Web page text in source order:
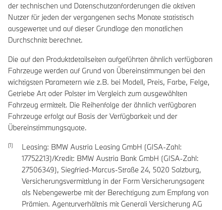
der technischen und Datenschutzanforderungen die aktiven
Nutzer für jeden der vergangenen sechs Monate statistisch
ausgewertet und auf dieser Grundlage den monatlichen
Durchschnitt berechnet.
Die auf den Produktdetailseiten aufgeführten ähnlich verfügbaren
Fahrzeuge werden auf Grund von Übereinstimmungen bei den
wichtigsten Parametern wie z.B. bei Modell, Preis, Farbe, Felge,
Getriebe Art oder Polster im Vergleich zum ausgewählten
Fahrzeug ermittelt. Die Reihenfolge der ähnlich verfügbaren
Fahrzeuge erfolgt auf Basis der Verfügbarkeit und der
Übereinstimmungsquote.
Leasing: BMW Austria Leasing GmbH (GISA-Zahl:
17752213)/Kredit: BMW Austria Bank GmbH (GISA-Zahl:
27506349), Siegfried-Marcus-Straße 24, 5020 Salzburg,
Versicherungsvermittlung in der Form Versicherungsagent
als Nebengewerbe mit der Berechtigung zum Empfang von
Prämien. Agenturverhältnis mit Generali Versicherung AG